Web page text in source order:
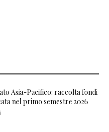
Asia-Pacifico: raccolta fondi
nel primo semestre 2026